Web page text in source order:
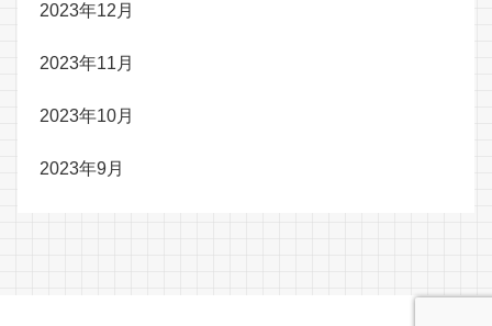
2023年12月
2023年11月
2023年10月
2023年9月